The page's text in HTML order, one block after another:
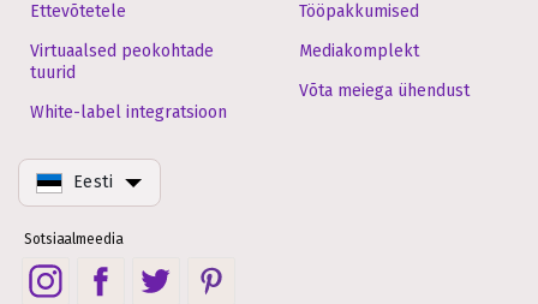
Ettevõtetele
Virtuaalsed peokohtade
tuurid
White-label integratsioon
Tööpakkumised
Mediakomplekt
Võta meiega ühendust
Eesti
Sotsiaalmeedia